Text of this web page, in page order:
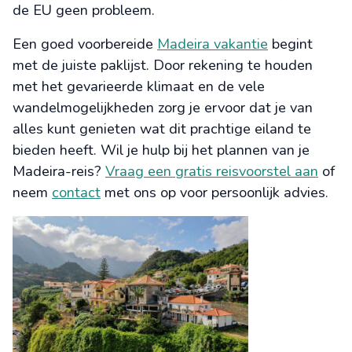
de EU geen probleem.
Een goed voorbereide Madeira vakantie begint
met de juiste paklijst. Door rekening te houden
met het gevarieerde klimaat en de vele
wandelmogelijkheden zorg je ervoor dat je van
alles kunt genieten wat dit prachtige eiland te
bieden heeft. Wil je hulp bij het plannen van je
Madeira-reis? Vraag een gratis reisvoorstel aan of
neem contact met ons op voor persoonlijk advies.